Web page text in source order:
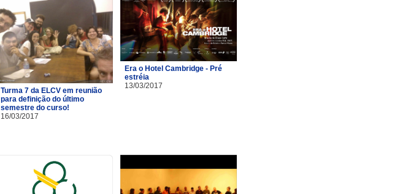
Turma 7 da ELCV em reunião
para definição do último
semestre do curso!
16/03/2017
Era o Hotel Cambridge - Pré
estréia
13/03/2017